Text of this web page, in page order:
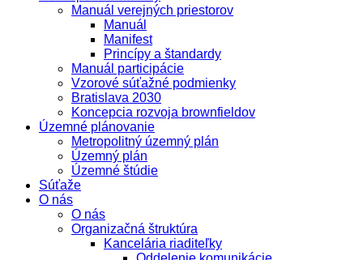
Manuál verejných priestorov
Manuál
Manifest
Princípy a štandardy
Manuál participácie
Vzorové súťažné podmienky
Bratislava 2030
Koncepcia rozvoja brownfieldov
Územné plánovanie
Metropolitný územný plán
Územný plán
Územné štúdie
Súťaže
O nás
O nás
Organizačná štruktúra
Kancelária riaditeľky